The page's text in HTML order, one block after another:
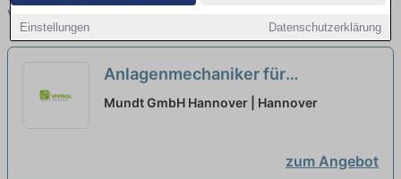
Einstellungen Datenschutzerklärung
vergleichen.
Anlagenmechaniker für
Sanitärtechnik und
Mundt GmbH Hannover | Hannover
zum Angebot